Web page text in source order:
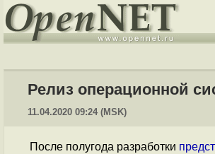
Релиз операционной
11.04.2020 09:24 (MSK)
После полугода разработки